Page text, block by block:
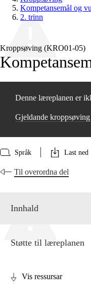
Kompetansemål og
2. trinn
Kroppsøving (KRO01‑05)
Denne læreplanen er
Gjeldande
Språk Last ned
Til overordna del
Innhald
Støtte til læreplanen
Vis ressursar